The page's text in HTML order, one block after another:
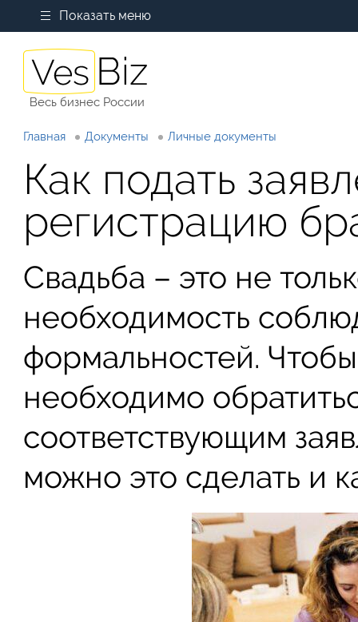
Показать меню
Весь бизнес России
Главная Документы Личные документы
Как подать
регистрацию
Свадьба – это не
необходимость
формальностей.
необходимо
соответствующим
можно это сделать и